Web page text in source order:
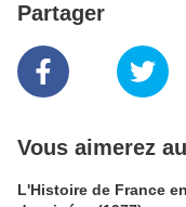
Partager
Vous aimerez
L'Histoire de France